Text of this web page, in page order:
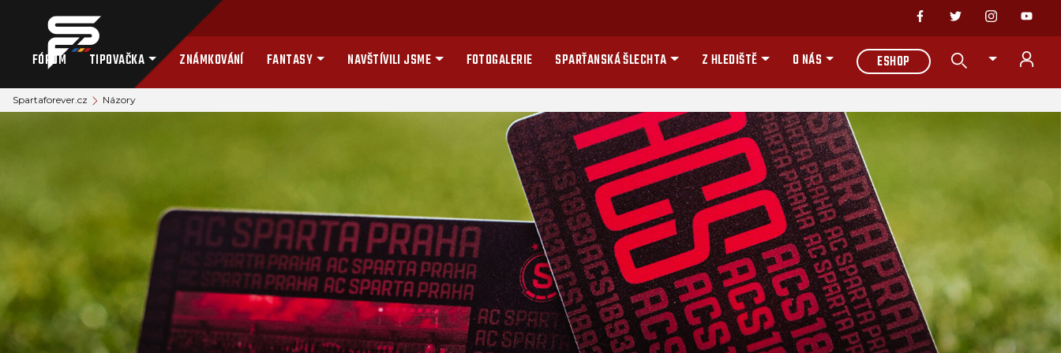
FÓRUM TIPOVAČKA ZNÁMKOVÁNÍ FANTASY NAVŠTÍVILI JSME FOTOGALERIE SPARŤANSKÁ ŠLECHTA Z HLEDIŠTĚ O NÁS ESHOP
Spartaforever.cz Názory